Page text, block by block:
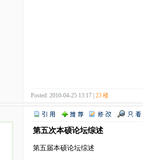
Posted: 2010-04-25 13:17 | 23 楼
第五次本硕论坛综述
第五届本硕论坛综述